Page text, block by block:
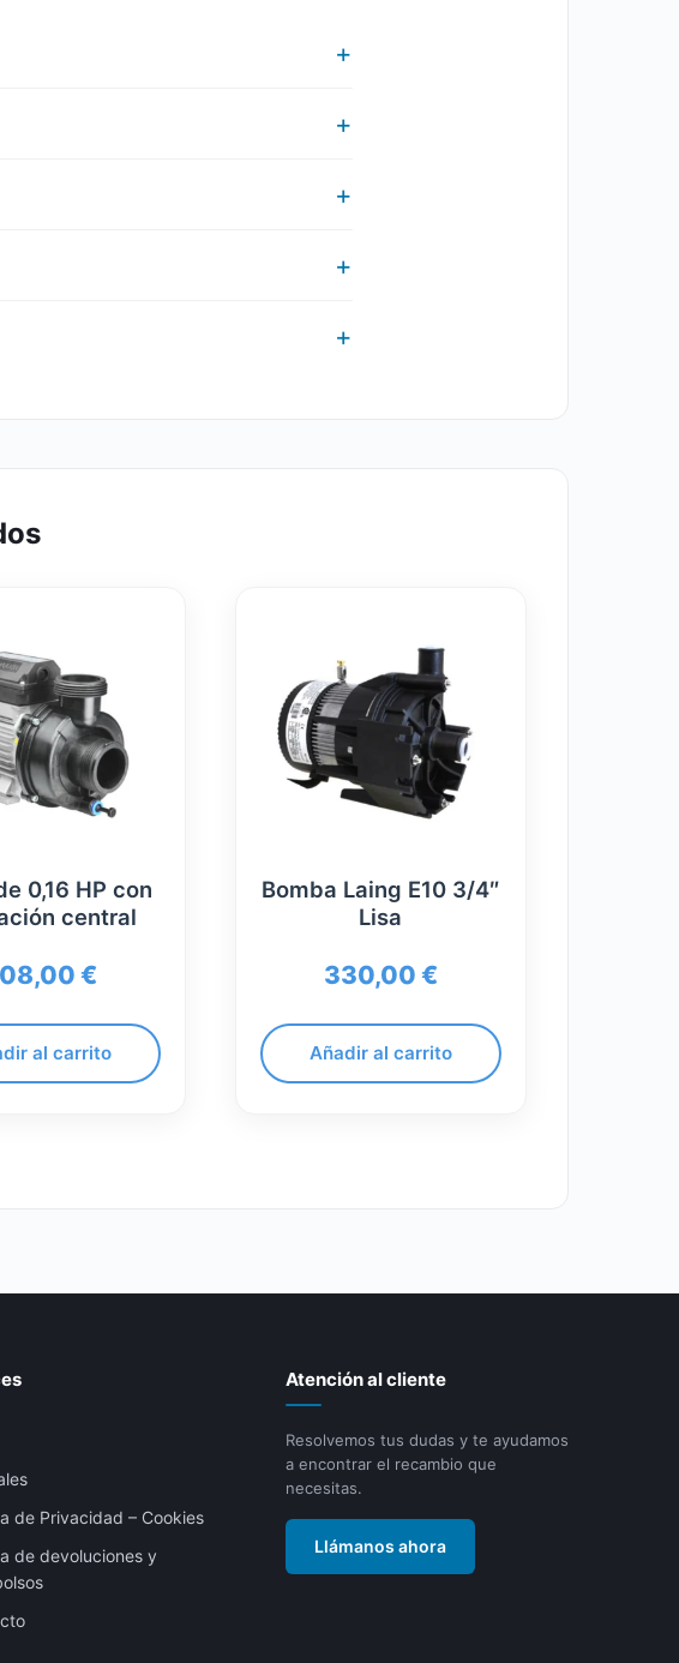
0,16 HP con
central
€
al carrito
Bomba Laing E10 3/4″
Lisa
330,00 €
Añadir al carrito
de Privacidad – Cookies
de devoluciones y
Atención al cliente
Resolvemos tus dudas y te ayudamos
a encontrar el recambio que
necesitas.
Llámanos ahora